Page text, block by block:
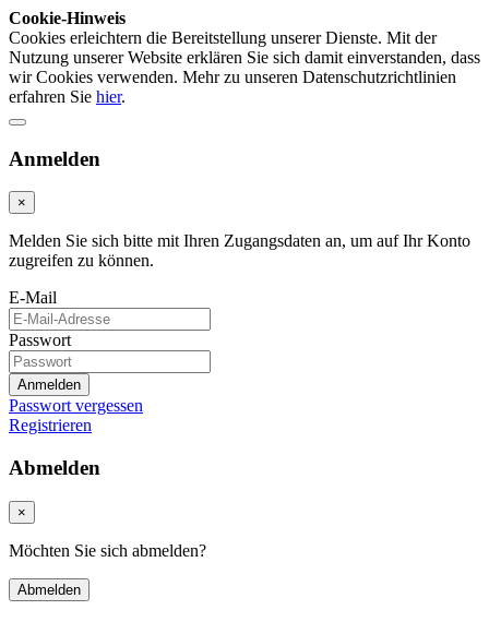
Cookie-Hinweis
Cookies erleichtern die Bereitstellung unserer Dienste. Mit der
Nutzung unserer Website erklären Sie sich damit einverstanden, dass
wir Cookies verwenden. Mehr zu unseren Datenschutzrichtlinien
erfahren Sie hier.
Anmelden
×
Melden Sie sich bitte mit Ihren Zugangsdaten an, um auf Ihr Konto
zugreifen zu können.
E-Mail
Passwort
Anmelden
Passwort vergessen
Registrieren
Abmelden
×
Möchten Sie sich abmelden?
Abmelden